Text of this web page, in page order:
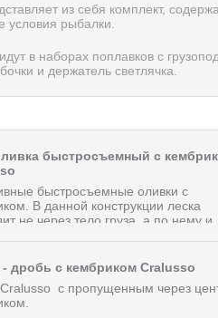
из себя комплект,
условия рыбалки.
в наборах поплавков с
и держатель светлячка.
быстросъемный с
быстросъемные оливки с
В данной конструкции леска
не через тело груза, а по нему
- дробь с кембриком Cralusso
с пропущенным через